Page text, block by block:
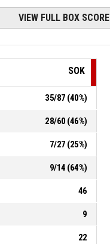
VIEW FULL BOX SCORE
SOK
35/87 (40%)
28/60 (46%)
7/27 (25%)
9/14 (64%)
46
9
22